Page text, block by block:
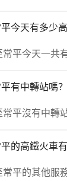
今天有多少
平今天一共
有中轉站嗎？
平沒有中轉
的高鐵火車
平的其他服